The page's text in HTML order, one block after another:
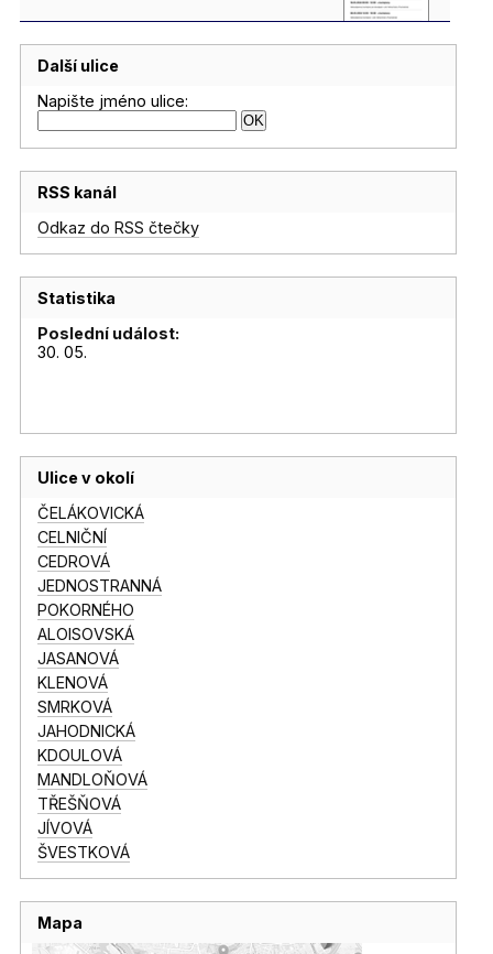
Další ulice
Napište jméno ulice:
RSS kanál
Odkaz do RSS čtečky
Statistika
Poslední událost:
30. 05.
Ulice v okolí
ČELÁKOVICKÁ
CELNIČNÍ
CEDROVÁ
JEDNOSTRANNÁ
POKORNÉHO
ALOISOVSKÁ
JASANOVÁ
KLENOVÁ
SMRKOVÁ
JAHODNICKÁ
KDOULOVÁ
MANDLOŇOVÁ
TŘEŠŇOVÁ
JÍVOVÁ
ŠVESTKOVÁ
Mapa